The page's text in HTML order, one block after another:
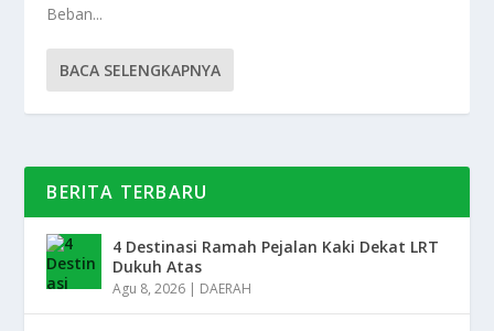
Beban...
BACA SELENGKAPNYA
BERITA TERBARU
4 Destinasi Ramah Pejalan Kaki Dekat LRT
Dukuh Atas
Agu 8, 2026 | DAERAH